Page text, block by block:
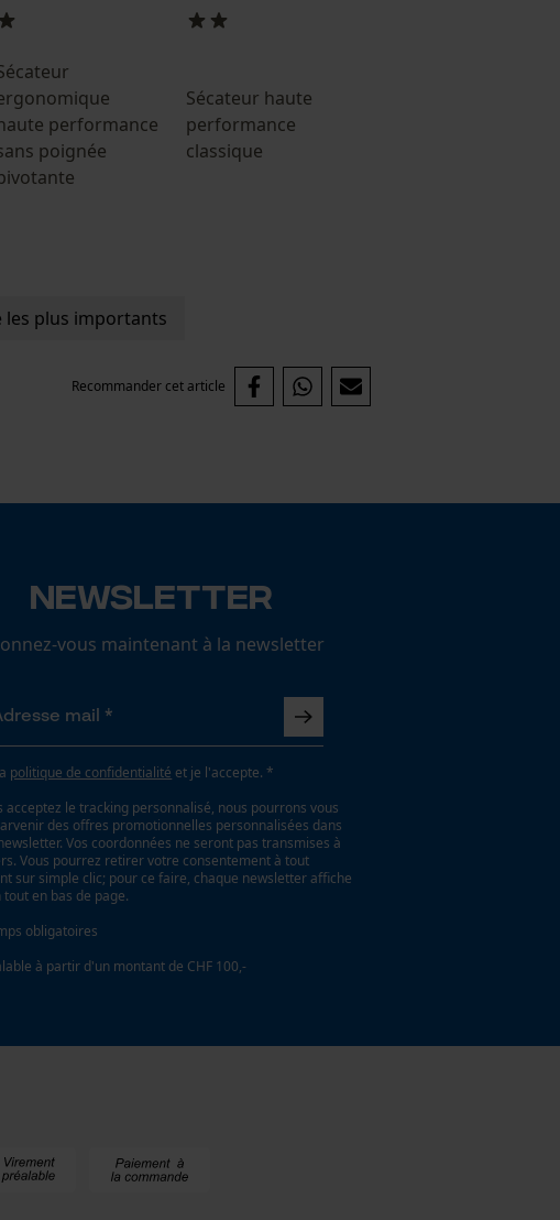
performance
poignée
Sécateur haute
performance
classique
plus importants
Recommander cet article
Newsletter
vous maintenant à la newsletter
politique de confidentialité et je l'accepte. *
acceptez le tracking personnalisé, nous pourrons vous
des offres promotionnelles personnalisées dans
Vos coordonnées ne seront pas transmises à
Vous pourrez retirer votre consentement à tout
sur simple clic; pour ce faire, chaque newsletter affiche
tout en bas de page.
obligatoires
à partir d'un montant de CHF 100,-